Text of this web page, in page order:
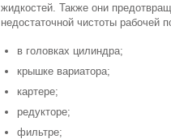
жидкостей. Также они
недостаточной чистоты рабочей
в головках цилиндра;
крышке вариатора;
картере;
редукторе;
фильтре;